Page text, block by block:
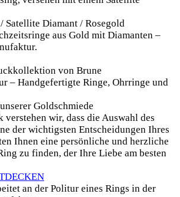
Satellite Diamant / Rosegold
Goldschmiede
verstehen wir, dass die Auswahl des
der wichtigsten Entscheidungen Ihres
Ihnen eine persönliche und herzliche
zu finden, der Ihre Liebe am besten